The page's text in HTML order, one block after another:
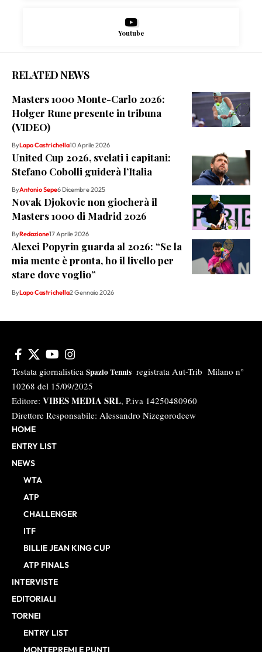
Youtube
RELATED NEWS
Masters 1000 Monte-Carlo 2026:
Holger Rune presente in tribuna
(VIDEO)
ByLapo Castrichella10 Aprile 2026
United Cup 2026, svelati i capitani:
Stefano Cobolli guiderà l’Italia
ByAntonio Sepe6 Dicembre 2025
Novak Djokovic non giocherà il
Masters 1000 di Madrid 2026
ByRedazione17 Aprile 2026
Alexei Popyrin guarda al 2026: “Se la
mia mente è pronta, ho il livello per
stare dove voglio”
ByLapo Castrichella2 Gennaio 2026
Testata giornalistica Spazio Tennis registrata Aut-Trib Milano n°
10268 del 15/09/2025
Editore: VIBES MEDIA SRL, P.iva 14250480960
Direttore Responsabile: Alessandro Nizegorodcew
HOME
ENTRY LIST
NEWS
WTA
ATP
CHALLENGER
ITF
BILLIE JEAN KING CUP
ATP FINALS
INTERVISTE
EDITORIALI
TORNEI
ENTRY LIST
MONTEPREMI E PUNTI